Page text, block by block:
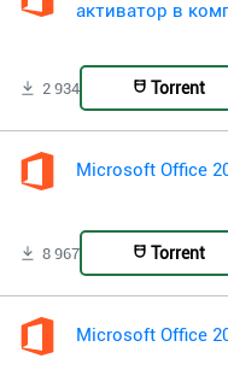
активатор в
2 934 Torrent
Microsoft Office
8 967 Torrent
Microsoft Office